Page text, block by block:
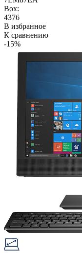
Box:
4376
В избранное
К сравнению
-15%